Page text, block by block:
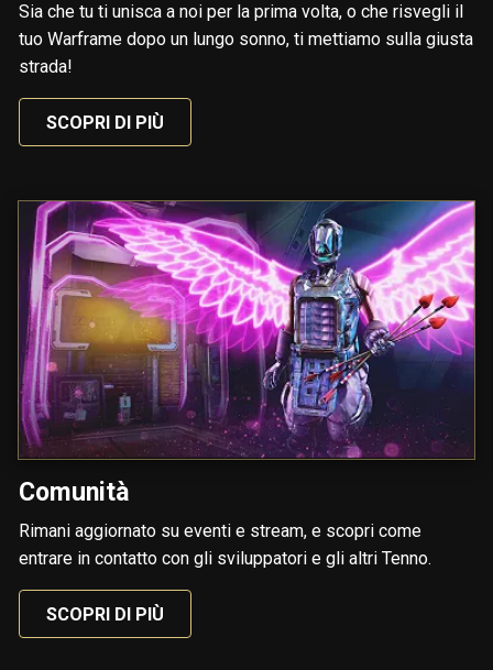
Sia che tu ti unisca a noi per la prima volta, o che risvegli il
tuo Warframe dopo un lungo sonno, ti mettiamo sulla giusta
strada!
SCOPRI DI PIÙ
Comunità
Rimani aggiornato su eventi e stream, e scopri come
entrare in contatto con gli sviluppatori e gli altri Tenno.
SCOPRI DI PIÙ